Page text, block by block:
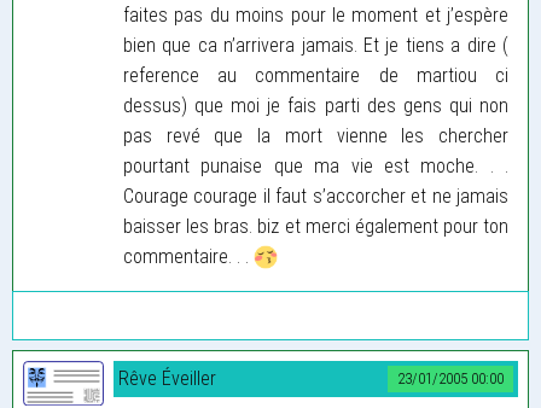
faites pas du moins pour le moment et j’espère
bien que ca n’arrivera jamais. Et je tiens a dire (
reference au commentaire de martiou ci
dessus) que moi je fais parti des gens qui non
pas revé que la mort vienne les chercher
pourtant punaise que ma vie est moche. . .
Courage courage il faut s’accorcher et ne jamais
baisser les bras. biz et merci également pour ton
commentaire. . .
23/01/2005 00:00
Rêve Éveiller